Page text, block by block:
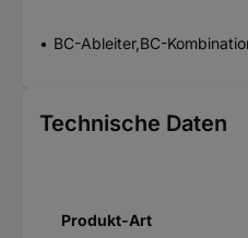
BC-Ableiter,BC-
Technische Daten
Produkt-Art